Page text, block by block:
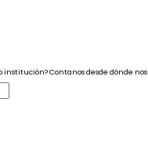
institución? Contanos desde dónde nos